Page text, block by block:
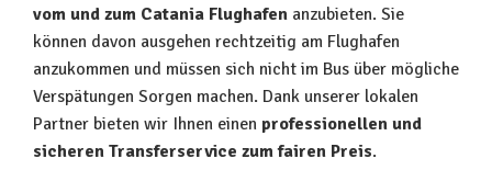
vom und zum Catania Flughafen anzubieten. Sie
können davon ausgehen rechtzeitig am Flughafen
anzukommen und müssen sich nicht im Bus über mögliche
Verspätungen Sorgen machen. Dank unserer lokalen
Partner bieten wir Ihnen einen professionellen und
sicheren Transferservice zum fairen Preis.